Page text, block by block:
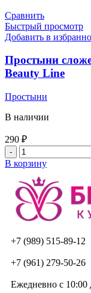
Сравнить
Быстрый просмотр
Добавить в
Простыни
Beauty Line
Простыни
В наличии
290 ₽
В корзину
+7 (989) 515-89-12
+7 (961) 279-50-26
Ежедневно с 10:00